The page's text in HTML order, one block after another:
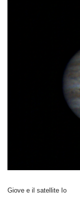
Giove e il satellite Io